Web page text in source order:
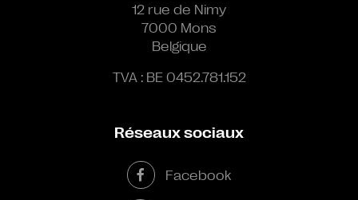
12 rue de Nimy
7000 Mons
Belgique
TVA : BE 0452.781.152
Réseaux sociaux
Facebook